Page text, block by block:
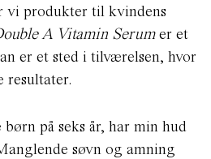
vi produkter til kvindens
A Vitamin Serumer et
er et sted i tilværelsen, hvor
resultater.
på seks år, har min hud
søvn og amning